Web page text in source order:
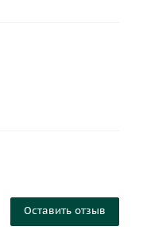
Оставить отзыв